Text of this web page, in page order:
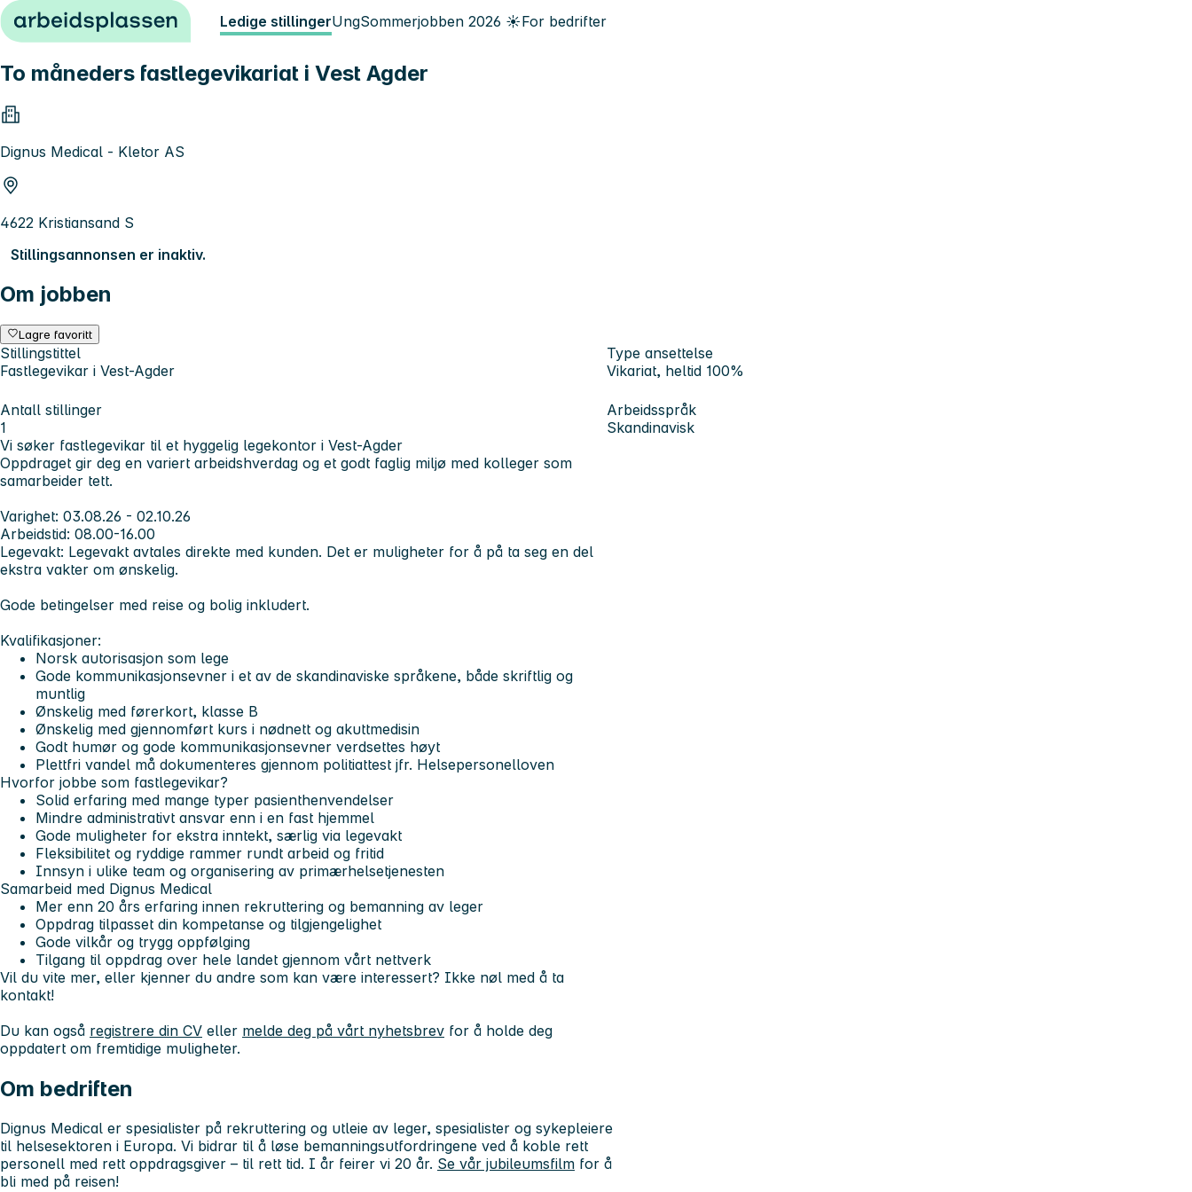
Hopp til innhold Ledige stillingerUngSommerjobben 2026 ☀️For bedrifter
To måneders fastlegevikariat i Vest Agder
Dignus Medical - Kletor AS
4622 Kristiansand S
Stillingsannonsen er inaktiv.
Om jobben
Lagre favoritt
Stillingstittel
Fastlegevikar i Vest-Agder
Type ansettelse
Vikariat, heltid 100%
Antall stillinger
1
Arbeidsspråk
Skandinavisk
Vi søker fastlegevikar til et hyggelig legekontor i Vest-Agder
Oppdraget gir deg en variert arbeidshverdag og et godt faglig miljø med kolleger som
samarbeider tett.
Varighet: 03.08.26 - 02.10.26
Arbeidstid: 08.00-16.00
Legevakt: Legevakt avtales direkte med kunden. Det er muligheter for å på ta seg en del
ekstra vakter om ønskelig.
Gode betingelser med reise og bolig inkludert.
Kvalifikasjoner:
Norsk autorisasjon som lege
Gode kommunikasjonsevner i et av de skandinaviske språkene, både skriftlig og
muntlig
Ønskelig med førerkort, klasse B
Ønskelig med gjennomført kurs i nødnett og akuttmedisin
Godt humør og gode kommunikasjonsevner verdsettes høyt
Plettfri vandel må dokumenteres gjennom politiattest jfr. Helsepersonelloven
Hvorfor jobbe som fastlegevikar?
Solid erfaring med mange typer pasienthenvendelser
Mindre administrativt ansvar enn i en fast hjemmel
Gode muligheter for ekstra inntekt, særlig via legevakt
Fleksibilitet og ryddige rammer rundt arbeid og fritid
Innsyn i ulike team og organisering av primærhelsetjenesten
Samarbeid med Dignus Medical
Mer enn 20 års erfaring innen rekruttering og bemanning av leger
Oppdrag tilpasset din kompetanse og tilgjengelighet
Gode vilkår og trygg oppfølging
Tilgang til oppdrag over hele landet gjennom vårt nettverk
Vil du vite mer, eller kjenner du andre som kan være interessert? Ikke nøl med å ta
kontakt!
Du kan også registrere din CV eller melde deg på vårt nyhetsbrev for å holde deg
oppdatert om fremtidige muligheter.
Om bedriften
Dignus Medical er spesialister på rekruttering og utleie av leger, spesialister og sykepleiere
til helsesektoren i Europa. Vi bidrar til å løse bemanningsutfordringene ved å koble rett
personell med rett oppdragsgiver – til rett tid. I år feirer vi 20 år. Se vår jubileumsfilm for å
bli med på reisen!